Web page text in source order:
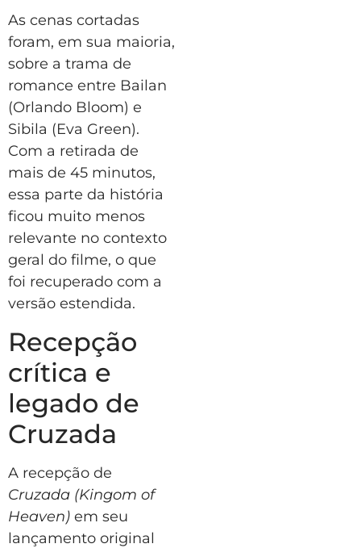
As cenas cortadas
foram, em sua maioria,
sobre a trama de
romance entre Bailan
(Orlando Bloom) e
Sibila (Eva Green).
Com a retirada de
mais de 45 minutos,
essa parte da história
ficou muito menos
relevante no contexto
geral do filme, o que
foi recuperado com a
versão estendida.
Recepção
crítica e
legado de
Cruzada
A recepção de
Cruzada (Kingom of
Heaven) em seu
lançamento original